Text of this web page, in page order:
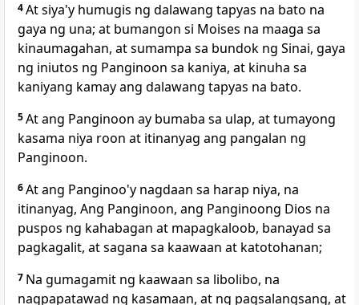
4At siya'y humugis ng dalawang tapyas na bato na
gaya ng una; at bumangon si Moises na maaga sa
kinaumagahan, at sumampa sa bundok ng Sinai, gaya
ng iniutos ng Panginoon sa kaniya, at kinuha sa
kaniyang kamay ang dalawang tapyas na bato.
5At ang Panginoon ay bumaba sa ulap, at tumayong
kasama niya roon at itinanyag ang pangalan ng
Panginoon.
6At ang Panginoo'y nagdaan sa harap niya, na
itinanyag, Ang Panginoon, ang Panginoong Dios na
puspos ng kahabagan at mapagkaloob, banayad sa
pagkagalit, at sagana sa kaawaan at katotohanan;
7 Na gumagamit ng kaawaan sa libolibo, na
nagpapatawad ng kasamaan, at ng pagsalangsang, at